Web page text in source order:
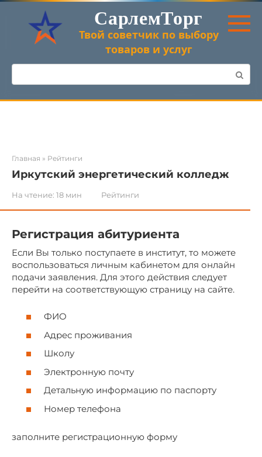
Перейти
контенту
СарлемТорг
Твой советчик по выбору
товаров и услуг
Поиск:
Главная » Рейтинги
Иркутский энергетический колледж
На чтение: 18 мин Рейтинги
Регистрация абитуриента
Если Вы только поступаете в институт, то можете
воспользоваться личным кабинетом для онлайн
подачи заявления. Для этого действия следует
перейти на соответствующую страницу на сайте.
ФИО
Адрес проживания
Школу
Электронную почту
Детальную информацию по паспорту
Номер телефона
заполните регистрационную форму